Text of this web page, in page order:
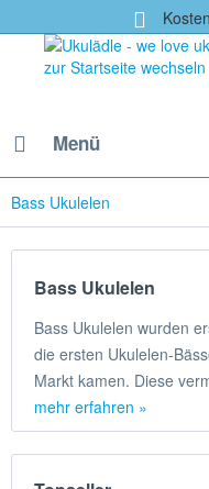
Menü
Bass Ukulelen
Bass Ukulelen
Bass Ukulelen wurden
die ersten Ukulelen-
Markt kamen. Diese
mehr erfahren »